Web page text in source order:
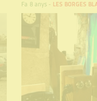
Fa 8 anys - LES BORGES